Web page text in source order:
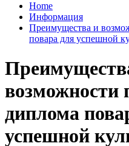
Home
Информация
Преимущества и
повара для успешной
возможности
диплома
успешной